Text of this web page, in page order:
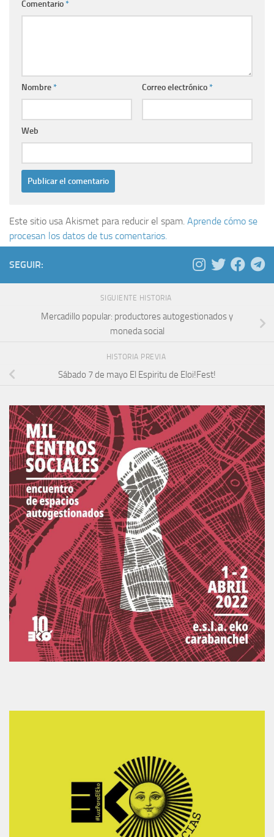
Comentario*
Nombre* Correo electrónico*
Web
Este sitio usa Akismet para reducir el spam. Aprende cómo se
procesan los datos de tus comentarios.
SEGUIR:
SIGUIENTE HISTORIA
Mercadillo popular: productores autogestionados y
moneda social
HISTORIA PREVIA
Sábado 7 de mayo El Espiritu de Eloi!Fest!